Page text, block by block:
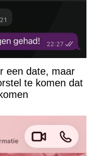
een date, maar
te komen dat